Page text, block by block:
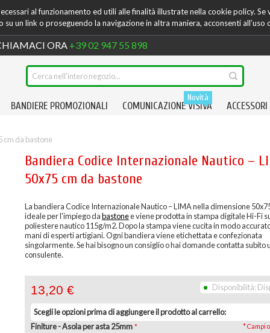
al funzionamento ed utili alle finalità illustrate nella cookie policy. Se
un link o proseguendo la navigazione in altra maniera, acconsenti all’uso
ORA +39 02 947 55 898
BANDIERE PROMOZIONALI COMUNICAZIONE VISIVA
Novità
ACCESSORI
cm da bastone
Bandiera Codice Internazionale Nautico –
50x75 cm da bastone
La bandiera Codice Internazionale Nautico – LIMA nella dimensione
ideale per l'impiego dabastonee viene prodotta in stampa digitale Hi-Fi
poliestere nautico 115g/m2. Dopo la stampa viene cucita in modo
mani di esperti artigiani. Ogni bandiera viene etichettata e confezionata
singolarmente. Se hai bisogno un consiglio o hai domande contatta subito
consulente.
Disponibilità:
13,20 €
Scegli le opzioni prima di aggiungere il prodotto al carrello:
Finiture- Asola per asta 25mm * Campi